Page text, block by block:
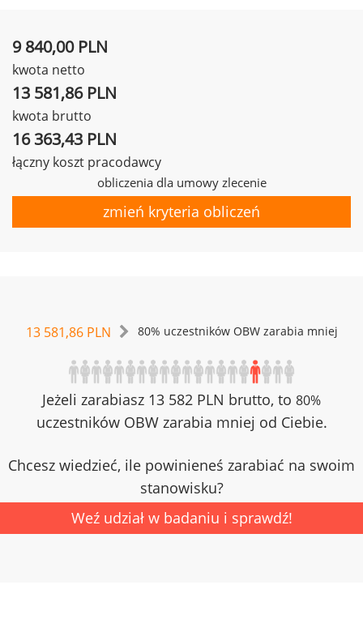
9 840,00 PLN
kwota netto
13 581,86 PLN
kwota brutto
16 363,43 PLN
łączny koszt pracodawcy
obliczenia dla umowy zlecenie
zmień kryteria obliczeń
13 581,86 PLN 80% uczestników OBW zarabia mniej
Jeżeli zarabiasz 13 582 PLN brutto, to 80%
uczestników OBW zarabia mniej od Ciebie.
Chcesz wiedzieć, ile powinieneś zarabiać na swoim
stanowisku?
Weź udział w badaniu i sprawdź!